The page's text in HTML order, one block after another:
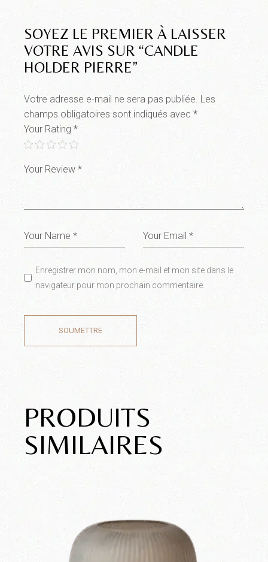
SOYEZ LE PREMIER À LAISSER
VOTRE AVIS SUR “CANDLE
HOLDER PIERRE”
Votre adresse e-mail ne sera pas publiée. Les
champs obligatoires sont indiqués avec*
Your Rating*
Enregistrer mon nom, mon e-mail et mon site dans le
navigateur pour mon prochain commentaire.
SOUMETTRE
PRODUITS
SIMILAIRES